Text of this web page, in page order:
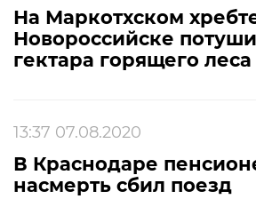
На Маркотхском
Новороссийске
гектара горящего леса
13:37 07.08.2020
В Краснодаре
насмерть сбил поезд